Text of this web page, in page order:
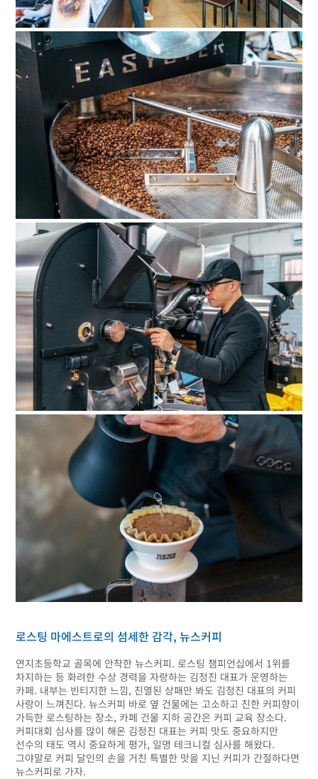
로스팅 마에스트로의 섬세한 감각, 뉴스커피
연지초등학교 골목에 안착한 뉴스커피. 로스팅 챔피언십에서 1위를
차지하는 등 화려한 수상 경력을 자랑하는 김정진 대표가 운영하는
카페. 내부는 빈티지한 느낌, 진열된 상패만 봐도 김정진 대표의 커피
사랑이 느껴진다. 뉴스커피 바로 옆 건물에는 고소하고 진한 커피향이
가득한 로스팅하는 장소, 카페 건물 지하 공간은 커피 교육 장소다.
커피대회 심사를 많이 해온 김정진 대표는 커피 맛도 중요하지만
선수의 태도 역시 중요하게 평가, 일명 테크니컬 심사를 해왔다.
그야말로 커피 달인의 손을 거친 특별한 맛을 지닌 커피가 간절하다면
뉴스커피로 가자.